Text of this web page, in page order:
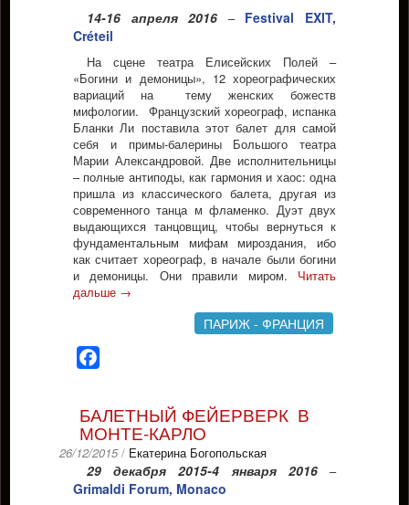
14-16 апреля 2016 – Festival EXIT,
Créteil
На сцене театра Елисейских Полей –
«Богини и демоницы», 12 хореографических
вариаций на тему женских божеств
мифологии. Французский хореограф, испанка
Бланки Ли поставила этот балет для самой
себя и примы-балерины Большого театра
Марии Александровой. Две исполнительницы
– полные антиподы, как гармония и хаос: одна
пришла из классического балета, другая из
современного танца м фламенко. Дуэт двух
выдающихся танцовщиц, чтобы вернуться к
фундаментальным мифам мироздания, ибо
как считает хореограф, в начале были богини
и демоницы. Они правили миром. Читать
дальше →
ПАРИЖ - ФРАНЦИЯ
БАЛЕТНЫЙ ФЕЙЕРВЕРК В
МОНТЕ-КАРЛО
26/12/2015 / Екатерина Богопольская
29 декабря 2015-4 января 2016–
Grimaldi Forum, Monaco